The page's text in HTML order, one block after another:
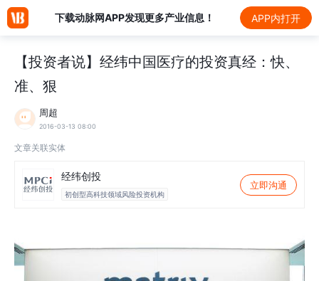
下载动脉网APP发现更多产业信息！ APP内打开
【投资者说】经纬中国医疗的投资真经：快、
准、狠
周超
2016-03-13 08:00
文章关联实体
经纬创投
初创型高科技领域风险投资机构
立即沟通